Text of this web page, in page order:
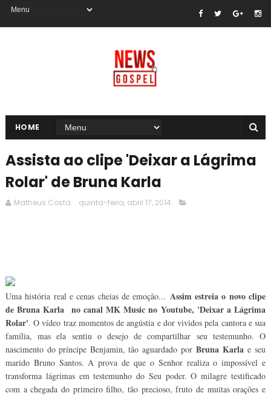
HOME
Assista ao clipe 'Deixar a Lágrima
Rolar' de Bruna Karla
Matheus Costa quinta-feira, abril 17, 2014
Uma história real e cenas cheias de emoção... Assim estreia o novo clipe
de Bruna Karla no canal MK Music no Youtube, 'Deixar a Lágrima
Rolar'. O vídeo traz momentos de angústia e dor vividos pela cantora e sua
família, mas ela sentiu o desejo de compartilhar seu testemunho. O
nascimento do príncipe Benjamin, tão aguardado porBruna Karlae seu
marido Bruno Santos. A prova de que o Senhor realiza o impossível e
transforma lágrimas em testemunho do Seu poder. O milagre testificado
com a chegada do primeiro filho, tão precioso, fruto de muitas orações e